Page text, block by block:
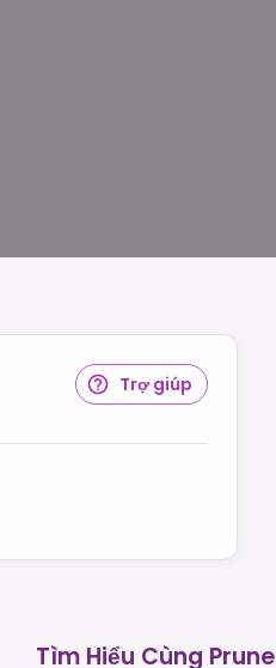
Trợ giúp
Tìm Hiểu Cùng Prune